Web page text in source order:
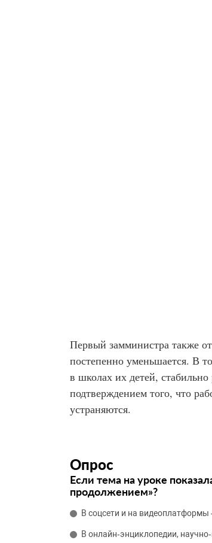
Первый замминистра также
постепенно уменьшается. В
в школах их детей,
подтверждением того, что
устраняются.
Опрос
Если тема на уроке
продолжением»?
В соцсети и на
В онлайн‑энциклопедии,